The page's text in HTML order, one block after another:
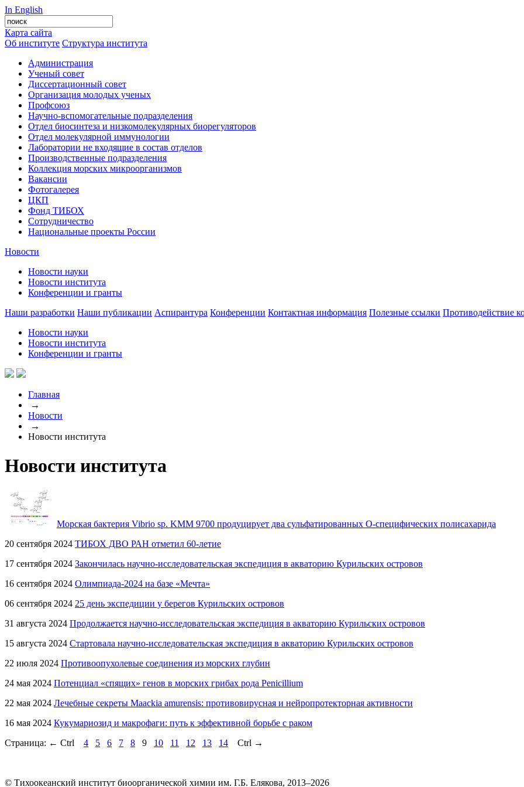
In English
Карта сайта
Об институте Структура института
Администрация
Ученый совет
Диссертационный совет
Организация молодых ученых
Профсоюз
Научно-вспомогательные подразделения
Отдел биосинтеза и низкомолекулярных биорегуляторов
Отдел молекулярной иммунологии
Лаборатории не входящие в состав отделов
Производственные подразделения
Коллекция морских микроорганизмов
Вакансии
Фотогалерея
ЦКП
Фонд ТИБОХ
Сотрудничество
Национальные проекты России
Новости
Новости науки
Новости института
Конференции и гранты
Наши разработки Наши публикации Аспирантура Конференции Контактная информация Полезные ссылки Противодействие
Новости науки
Новости института
Конференции и гранты
Главная
→
Новости
→
Новости института
Новости института
Морская бактерия Vibrio sp. KMM 9700 продуцирует два сульфатированных О-специфических полисахарида
20 сентября 2024 ТИБОХ ДВО РАН отметил 60-летие
17 сентября 2024 Закончилась научно-исследовательская экспедиция в акваторию Курильских островов
16 сентября 2024 Олимпиада-2024 на базе «Мечта»
06 сентября 2024 25 день экспедиции у берегов Курильских островов
31 августа 2024 Продолжается научно-исследовательская экспедиция в акваторию Курильских островов
15 августа 2024 Стартовала научно-исследовательская экспедиция в акваторию Курильских островов
22 июля 2024 Противоопухолевые соединения из морских глубин
24 мая 2024 Потенциал «спящих» генов в морских грибах рода Penicillium
22 мая 2024 Лечебные секреты Maackia amurensis: противовирусная и нейропротекторная активности
16 мая 2024 Кукумариозид и макрофаги: путь к эффективной борьбе с раком
Страница: ← Ctrl 4 5 6 7 8 9 10 11 12 13 14 Ctrl →
© Тихоокеанский институт биоорганической химии им. Г.Б. Елякова, 2013–2026